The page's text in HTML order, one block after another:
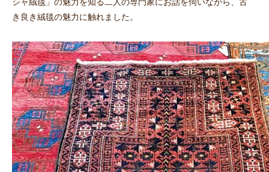
き良き絨毯の魅力に触れました。